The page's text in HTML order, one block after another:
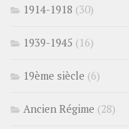
1914-1918 (30)
1939-1945 (16)
19ème siècle (6)
Ancien Régime (28)